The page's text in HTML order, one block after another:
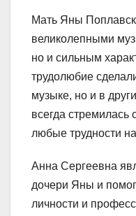
Мать Яны
великолепными
но и сильным
трудолюбие
музыке, но и в
всегда стремилась
любые трудности
Анна Сергеевна
дочери Яны и
личности и